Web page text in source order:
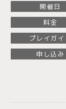
開催日
料金
プレイガイ
申し込み